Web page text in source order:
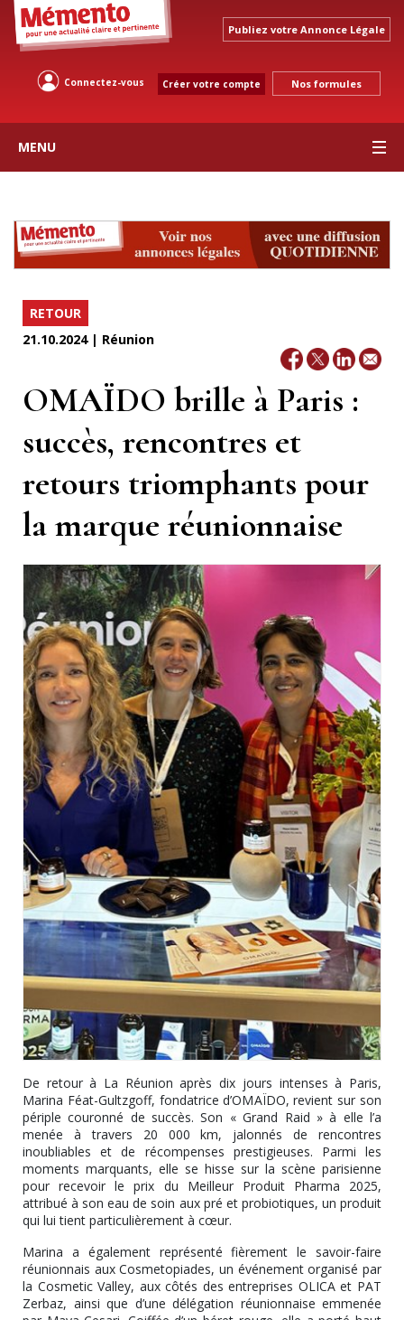
Publiez votre Annonce Légale
Connectez-vous Créer votre compte Nos formules
MENU
RETOUR
21.10.2024 | Réunion
OMAÏDO brille à Paris :
succès, rencontres et
retours triomphants pour
la marque réunionnaise
De retour à La Réunion après dix jours intenses à Paris,
Marina Féat-Gultzgoff, fondatrice d’OMAÏDO, revient sur son
périple couronné de succès. Son « Grand Raid » à elle l’a
menée à travers 20 000 km, jalonnés de rencontres
inoubliables et de récompenses prestigieuses. Parmi les
moments marquants, elle se hisse sur la scène parisienne
pour recevoir le prix du Meilleur Produit Pharma 2025,
attribué à son eau de soin aux pré et probiotiques, un produit
qui lui tient particulièrement à cœur.
Marina a également représenté fièrement le savoir-faire
réunionnais aux Cosmetopiades, un événement organisé par
la Cosmetic Valley, aux côtés des entreprises OLICA et PAT
Zerbaz, ainsi que d’une délégation réunionnaise emmenée